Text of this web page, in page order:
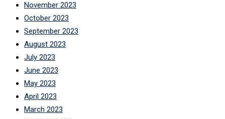
November 2023
October 2023
September 2023
August 2023
July 2023
June 2023
May 2023
April 2023
March 2023